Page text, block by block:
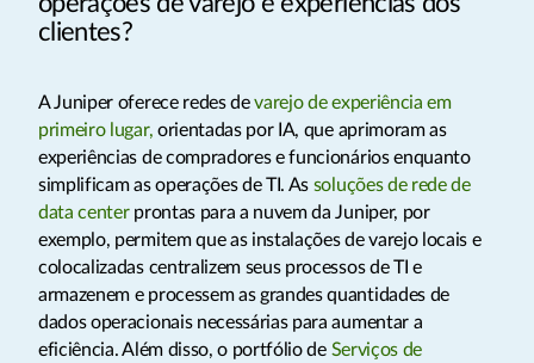
clientes?
A Juniper oferece redes devarejo de experiência em
primeiro lugar, orientadas por IA, que aprimoram as
experiências de compradores e funcionários enquanto
simplificam as operações de TI. As soluções de rede de
data centerprontas para a nuvem da Juniper, por
exemplo, permitem que as instalações de varejo locais e
colocalizadas centralizem seus processos de TI e
armazenem e processem as grandes quantidades de
dados operacionais necessárias para aumentar a
eficiência. Além disso, o portfólio de Serviços de